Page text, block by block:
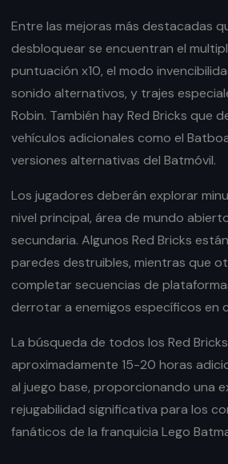
Entre las mejoras más destacadas
desbloquear se encuentran el
puntuación x10, el modo
sonido alternativos, y trajes
Robin. También hay Red Bricks que
vehículos adicionales como el
versiones alternativas del Batmóvil.
Los jugadores deberán explorar
nivel principal, área de mundo
secundaria. Algunos Red Bricks
paredes destruibles, mientras que
completar secuencias de
derrotar a enemigos específicos en
La búsqueda de todos los Red
aproximadamente 15-20 horas
al juego base, proporcionando una
rejugabilidad significativa para los
fanáticos de la franquicia Lego